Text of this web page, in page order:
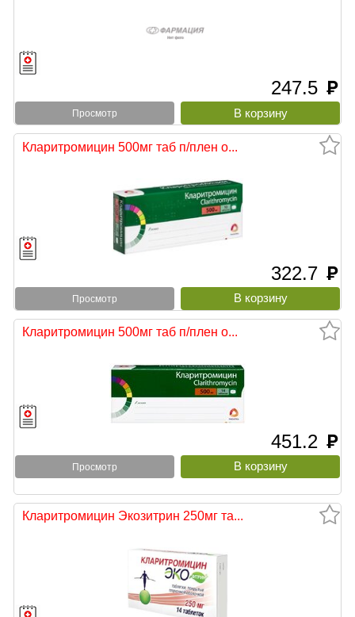
247.5 руб
Просмотр
Кларитромицин 500мг таб п/плен о...
322.7 руб
Просмотр
Кларитромицин 500мг таб п/плен о...
451.2 руб
Просмотр
Кларитромицин Экозитрин 250мг та...